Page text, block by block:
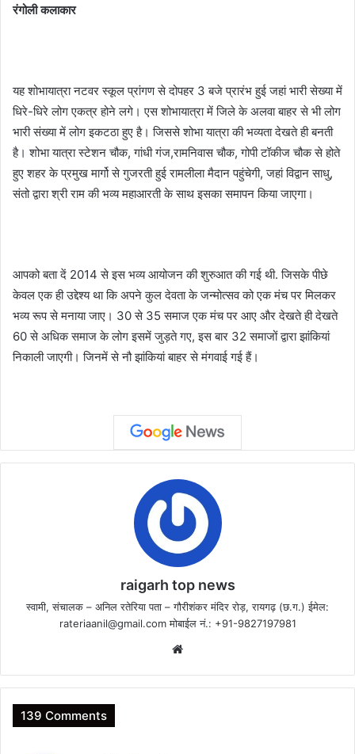
रंगोली कलाकार
यह शोभायात्रा नटवर स्कूल प्रांगण से दोपहर 3 बजे प्रारंभ हुई जहां भारी सेख्या में
धिरे-धिरे लोग एकत्र होने लगे। एस शोभायात्रा में जिले के अलवा बाहर से भी लोग
भारी संख्या में लोग इकटठा हुए है। जिससे शोभा यात्रा की भव्यता देखते ही बनती
है। शोभा यात्रा स्टेशन चौक, गांधी गंज,रामनिवास चौक, गोपी टॉकीज चौक से होते
हुए शहर के प्रमुख मार्गो से गुजरती हुई रामलीला मैदान पहुंचेगी, जहां विद्वान साधु,
संतो द्वारा श्री राम की भव्य महाआरती के साथ इसका समापन किया जाएगा।
आपको बता दें 2014 से इस भव्य आयोजन की शुरुआत की गई थी. जिसके पीछे
केवल एक ही उद्देश्य था कि अपने कुल देवता के जन्मोत्सव को एक मंच पर मिलकर
भव्य रूप से मनाया जाए। 30 से 35 समाज एक मंच पर आए और देखते ही देखते
60 से अधिक समाज के लोग इसमें जुड़ते गए, इस बार 32 समाजों द्वारा झांकियां
निकाली जाएगी। जिनमें से नौ झांकियां बाहर से मंगवाई गई हैं।
raigarh top news
स्वामी, संचालक – अनिल रतेरिया पता – गौरीशंकर मंदिर रोड़, रायगढ़ (छ.ग.) ईमेल:
rateriaanil@gmail.comमोबाईल नं.: +91-9827197981
139 Comments